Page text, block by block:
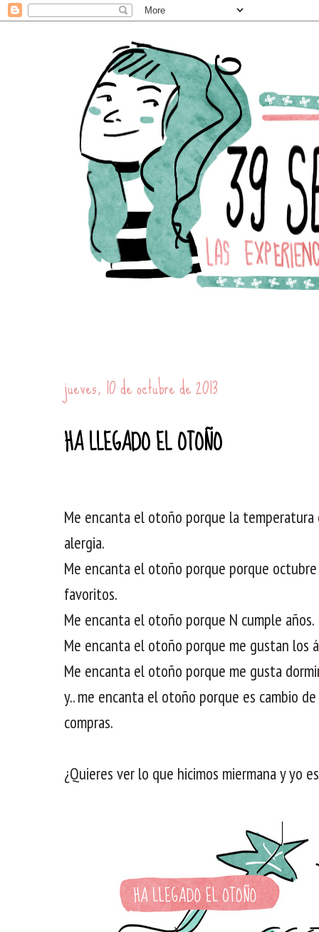
jueves, 10 de octubre de 2013
HA LLEGADO EL OTOÑO
Me encanta el otoño porque la temperatura
alergia.
Me encanta el otoño porque porque
favoritos.
Me encanta el otoño porque N cumple años.
Me encanta el otoño porque me gustan los
Me encanta el otoño porque me gusta
y.. me encanta el otoño porque es cambio
compras.
¿Quieres ver lo que hicimos miermana y yo